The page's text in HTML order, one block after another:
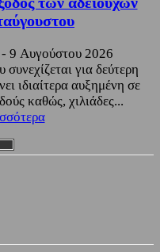
- 9 Αυγούστου 2026
για δεύτερη
ιδιαίτερα αυξημένη σε
καθώς, χιλιάδες...